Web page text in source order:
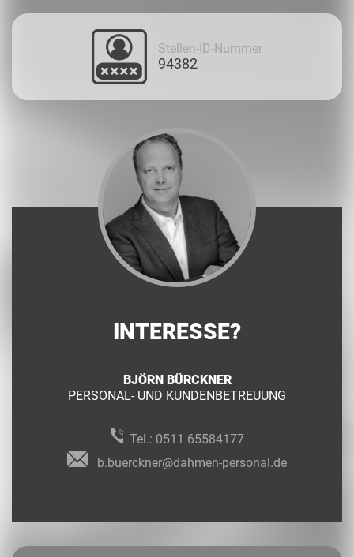
Stellen-ID-Nummer
94382
INTERESSE?
BJÖRN BÜRCKNER
PERSONAL- UND KUNDENBETREUUNG
Tel.: 0511 65584177
b.buerckner@dahmen-personal.de